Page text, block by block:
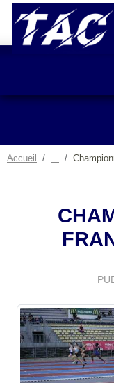
Accueil
Panneau de gestion